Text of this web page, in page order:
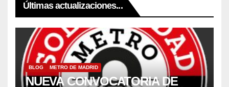
Últimas actualizaciones...
BLOG METRO DE MADRID
NUEVA CONVOCATORIA DE